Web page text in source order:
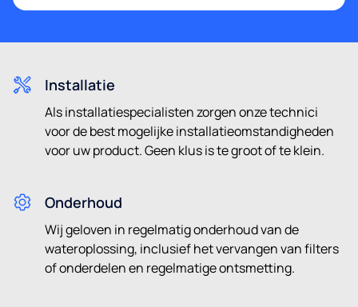
Installatie
Als installatiespecialisten zorgen onze technici
voor de best mogelijke installatieomstandigheden
voor uw product. Geen klus is te groot of te klein.
Onderhoud
Wij geloven in regelmatig onderhoud van de
wateroplossing, inclusief het vervangen van filters
of onderdelen en regelmatige ontsmetting.